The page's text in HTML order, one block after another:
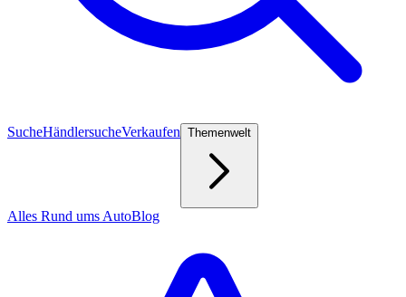
SucheHändlersucheVerkaufen Themenwelt
Alles Rund ums AutoBlog